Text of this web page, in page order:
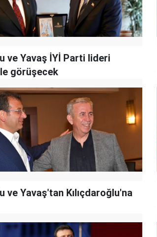
ve Yavaş İYİ Parti lideri
görüşecek
ve Yavaş'tan Kılıçdaroğlu'na